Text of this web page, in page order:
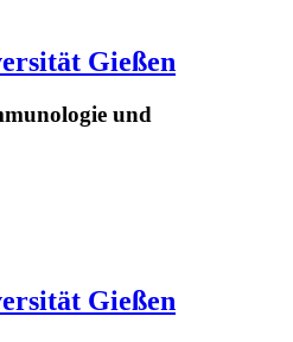
Gießen
und
Gießen